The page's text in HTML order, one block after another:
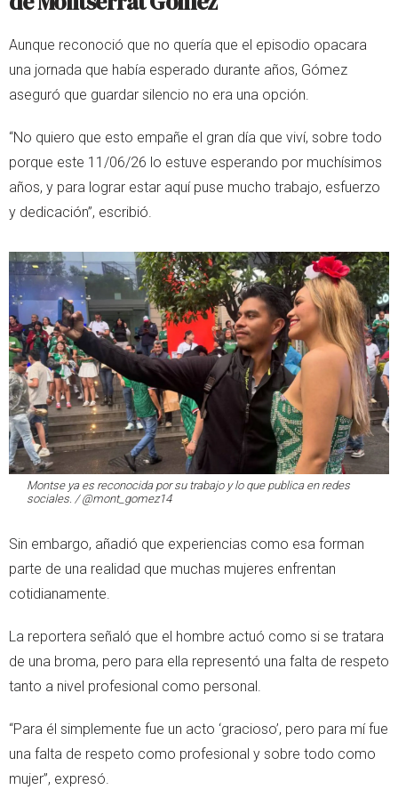
Aunque reconoció que no quería que el episodio opacara
una jornada que había esperado durante años, Gómez
aseguró que guardar silencio no era una opción.
“No quiero que esto empañe el gran día que viví, sobre todo
porque este 11/06/26 lo estuve esperando por muchísimos
años, y para lograr estar aquí puse mucho trabajo, esfuerzo
y dedicación”, escribió.
Montse ya es reconocida por su trabajo y lo que publica en redes
sociales. / @mont_gomez14
Sin embargo, añadió que experiencias como esa forman
parte de una realidad que muchas mujeres enfrentan
cotidianamente.
La reportera señaló que el hombre actuó como si se tratara
de una broma, pero para ella representó una falta de respeto
tanto a nivel profesional como personal.
“Para él simplemente fue un acto ‘gracioso’, pero para mí fue
una falta de respeto como profesional y sobre todo como
mujer”, expresó.